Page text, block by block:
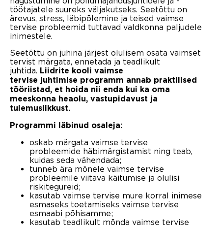
töötajatele suureks väljakutseks. Seetõttu on
ärevus, stress, läbipõlemine ja teised vaimse
tervise probleemid tuttavad valdkonna paljudele
inimestele.
Seetõttu on juhina järjest olulisem osata vaimset
tervist märgata, ennetada ja teadlikult
juhtida.
Liidrite kooli vaimse
tervise juhtimise programm annab praktilised
tööriistad, et hoida nii enda kui ka oma
meeskonna heaolu, vastupidavust ja
tulemuslikkust.
Programmi läbinud osaleja:
oskab märgata vaimse tervise
probleemide häbimärgistamist ning teab,
kuidas seda vähendada;
tunneb ära mõnele vaimse tervise
probleemile viitava käitumise ja olulisi
riskitegureid;
kasutab vaimse tervise mure korral inimese
esmaseks toetamiseks vaimse tervise
esmaabi põhisamme;
kasutab teadlikult mõnda vaimse tervise